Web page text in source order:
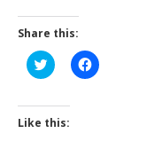
Share this:
Click
to
Twitter
(Opens
in
Click
to
Like this: